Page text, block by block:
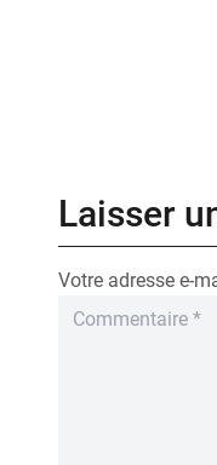
Laisser
Votre adresse e-